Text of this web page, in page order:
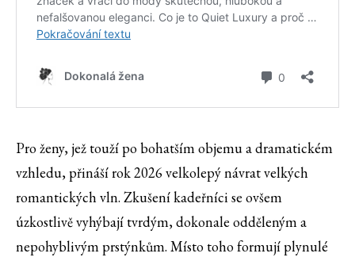
Pro ženy, jež touží po bohatším objemu a dramatickém
vzhledu, přináší rok 2026 velkolepý návrat velkých
romantických vln. Zkušení kadeřníci se ovšem
úzkostlivě vyhýbají tvrdým, dokonale odděleným a
nepohyblivým prstýnkům. Místo toho formují plynulé